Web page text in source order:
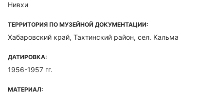
Нивхи
ТЕРРИТОРИЯ ПО МУЗЕЙНОЙ ДОКУМЕНТАЦИИ:
Хабаровский край, Тахтинский район, сел. Кальма
ДАТИРОВКА:
1956-1957 гг.
МАТЕРИАЛ: